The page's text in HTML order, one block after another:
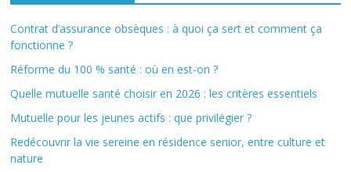
Contrat d’assurance obsèques : à quoi ça sert et comment ça
fonctionne ?
Réforme du 100 % santé : où en est-on ?
Quelle mutuelle santé choisir en 2026 : les critères essentiels
Mutuelle pour les jeunes actifs : que privilégier ?
Redécouvrir la vie sereine en résidence senior, entre culture et
nature